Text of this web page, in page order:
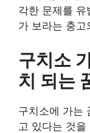
각한 문제를
가 보라는 충
구치소
치 되는
구치소에 가는
고 있다는 것